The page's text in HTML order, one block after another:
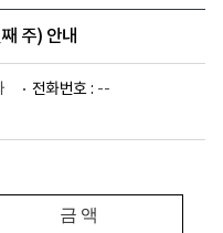
주) 안내
전화번호 : --
금 액